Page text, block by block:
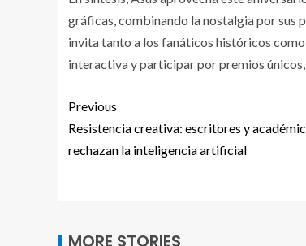
gráficas, combinando la nostalgia por sus
invita tanto a los fanáticos históricos como
interactiva y participar por premios
Previous
Resistencia creativa: escritores y
rechazan la inteligencia artificial
MORE STORIES